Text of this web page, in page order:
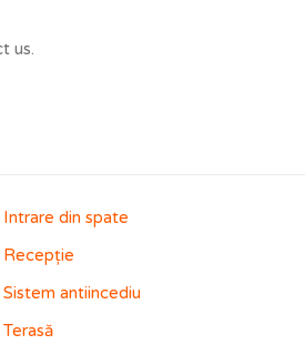
us.
Intrare din spate
Recepție
Sistem antiincediu
Terasă